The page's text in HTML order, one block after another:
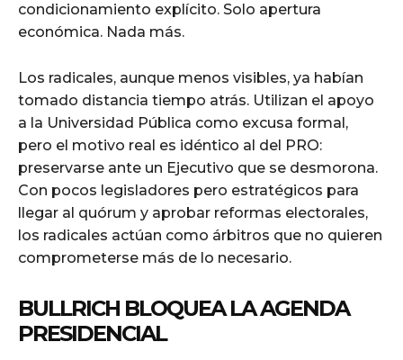
condicionamiento explícito. Solo apertura
económica. Nada más.
Los radicales, aunque menos visibles, ya habían
tomado distancia tiempo atrás. Utilizan el apoyo
a la Universidad Pública como excusa formal,
pero el motivo real es idéntico al del PRO:
preservarse ante un Ejecutivo que se desmorona.
Con pocos legisladores pero estratégicos para
llegar al quórum y aprobar reformas electorales,
los radicales actúan como árbitros que no quieren
comprometerse más de lo necesario.
BULLRICH BLOQUEA LA AGENDA
PRESIDENCIAL